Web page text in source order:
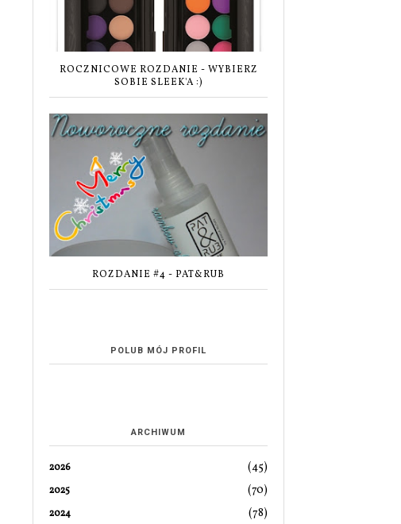
ROCZNICOWE ROZDANIE - WYBIERZ
SOBIE SLEEK'A :)
ROZDANIE #4 - PAT&RUB
POLUB MÓJ PROFIL
ARCHIWUM
2026 (45)
2025 (70)
2024 (78)